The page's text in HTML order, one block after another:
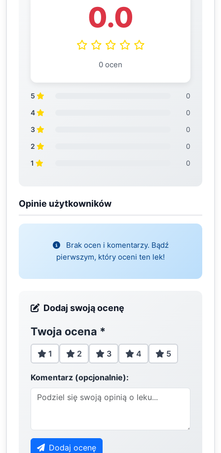
0.0
0 ocen
5
0
4
0
3
0
2
0
1
0
Opinie użytkowników
Brak ocen i komentarzy. Bądź
pierwszym, który oceni ten lek!
Dodaj swoją ocenę
Twoja ocena *
1 2 3 4 5
Komentarz (opcjonalnie):
Dodaj ocenę